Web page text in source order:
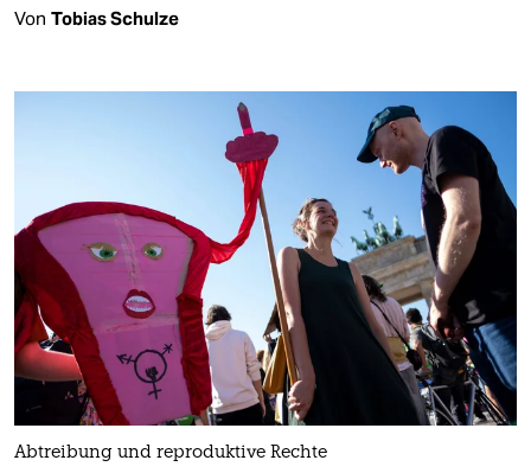
Von Tobias Schulze
Abtreibung und reproduktive Rechte